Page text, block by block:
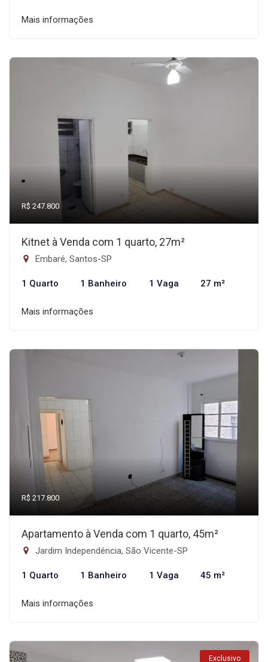
Mais informações
R$ 247.800
Kitnet à Venda com 1 quarto, 27m²
Embaré, Santos-SP
1 Quarto 1 Banheiro 1 Vaga 27 m²
Mais informações
R$ 217.800
Apartamento à Venda com 1 quarto, 45m²
Jardim Independência, São Vicente-SP
1 Quarto 1 Banheiro 1 Vaga 45 m²
Mais informações
Exclusivo